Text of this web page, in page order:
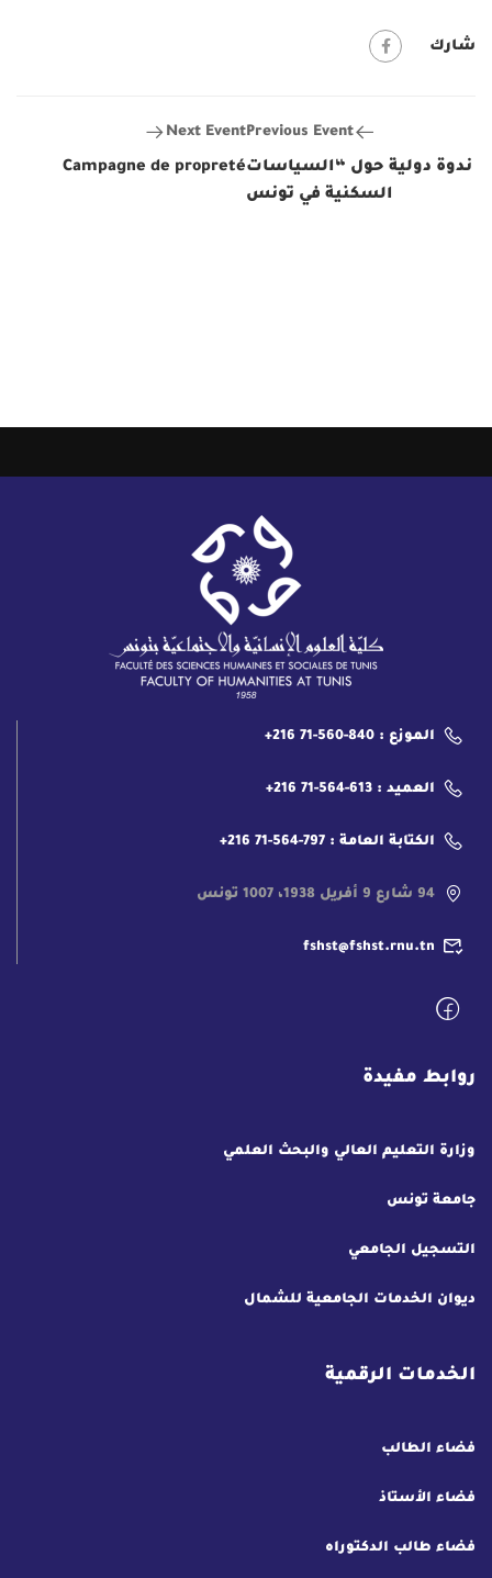
شارك
Previous Event
ندوة دولية حول “السياسات
السكنية في تونس
Next Event
Campagne de propreté
الموزع : 840-560-71 216+
العميد : 613-564-71 216+
الكتابة العامة : 797-564-71 216+
94 شارع 9 أفريل 1938، 1007 تونس
fshst@fshst.rnu.tn
روابط مفيدة
وزارة التعليم العالي والبحث العلمي
جامعة تونس
التسجيل الجامعي
ديوان الخدمات الجامعية للشمال
الخدمات الرقمية
فضاء الطالب
فضاء الأستاذ
فضاء طالب الدكتوراه